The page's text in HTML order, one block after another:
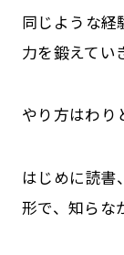
同じような経
力を鍛えてい
やり方はわり
はじめに読書
形で、知らな